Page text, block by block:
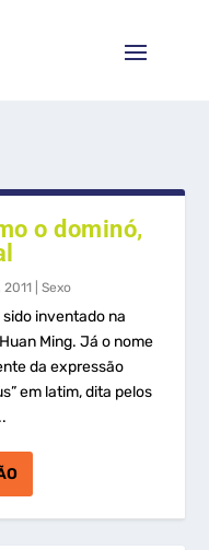
o dominó,
2011 |Sexo
inventado na
Ming. Já o nome
da expressão
em latim, dita pelos